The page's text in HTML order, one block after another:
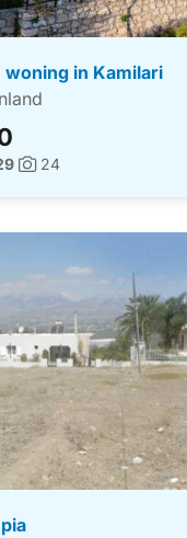
woning in Kamilari
Foto's:
24